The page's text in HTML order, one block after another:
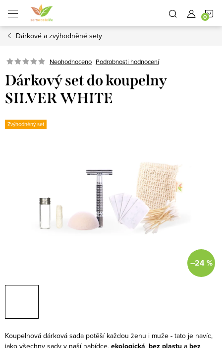
obsah
Dárkové a zvýhodněné sety
Neohodnoceno Podrobnosti hodnocení
Dárkový set do koupelny
SILVER WHITE
Zvýhodněný set
–24 %
Koupelnová dárková sada potěší každou ženu i muže - tato je navíc,
jako všechny sady v naší nabídce, ekologická, bez plastu a bez